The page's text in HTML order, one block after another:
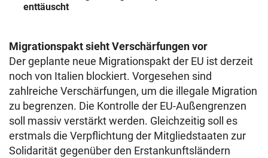
enttäuscht
Migrationspakt sieht Verschärfungen vor
Der geplante neue Migrationspakt der EU ist derzeit
noch von Italien blockiert. Vorgesehen sind
zahlreiche Verschärfungen, um die illegale Migration
zu begrenzen. Die Kontrolle der EU-Außengrenzen
soll massiv verstärkt werden. Gleichzeitig soll es
erstmals die Verpflichtung der Mitgliedstaaten zur
Solidarität gegenüber den Erstankunftsländern